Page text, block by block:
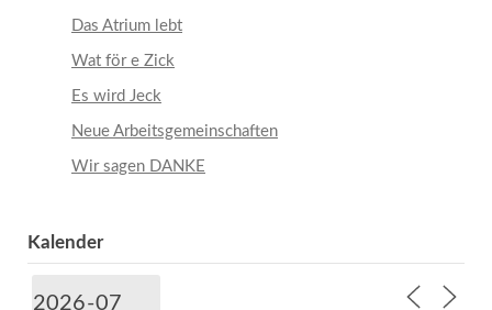
Das Atrium lebt
Wat för e Zick
Es wird Jeck
Neue Arbeitsgemeinschaften
Wir sagen DANKE
Kalender